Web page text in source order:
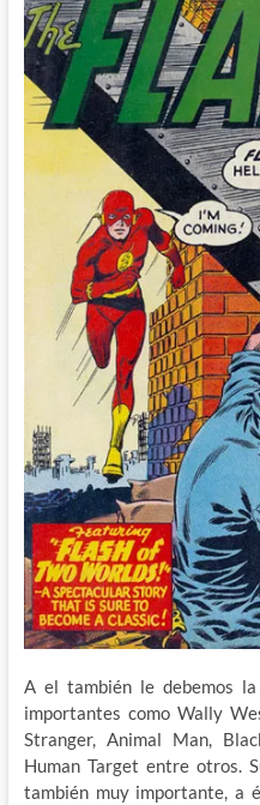
A el también le debemos
importantes como Wally
Stranger, Animal Man,
Human Target entre otros.
también muy importante, a